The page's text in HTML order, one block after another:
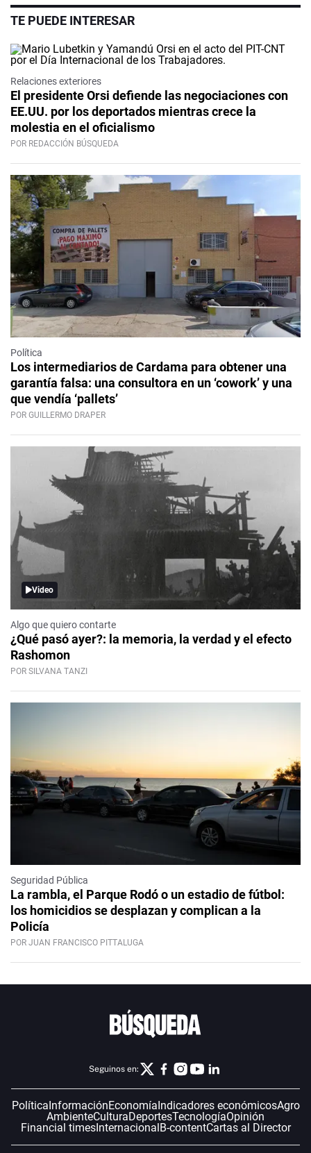
TE PUEDE INTERESAR
Relaciones exteriores
El presidente Orsi defiende las negociaciones con
EE.UU. por los deportados mientras crece la
molestia en el oficialismo
POR REDACCIÓN BÚSQUEDA
Política
Los intermediarios de Cardama para obtener una
garantía falsa: una consultora en un ‘cowork’ y una
que vendía ‘pallets’
POR GUILLERMO DRAPER
Video
Algo que quiero contarte
¿Qué pasó ayer?: la memoria, la verdad y el efecto
Rashomon
POR SILVANA TANZI
Seguridad Pública
La rambla, el Parque Rodó o un estadio de fútbol:
los homicidios se desplazan y complican a la
Policía
POR JUAN FRANCISCO PITTALUGA
Seguinos en:
Política InformaciónEconomía Indicadores económicosAgro
AmbienteCulturaDeportesTecnologíaOpinión
Financial timesInternacional B-contentCartas al Director